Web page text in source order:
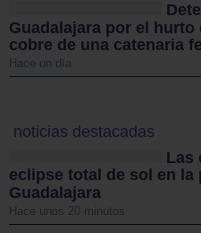
Guadalajara por el hurto
cobre de una catenaria
Hace un día
noticias destacadas
Las
eclipse total de sol en la
Guadalajara
Hace unos 20 minutos